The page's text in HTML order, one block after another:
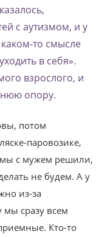
с аутизмом, и у
то смысле
в себя».
взрослого, и
опору.
потом
паровозике,
с мужем решили,
не будем. А у
из-за
мы сразу всем
Кто-то